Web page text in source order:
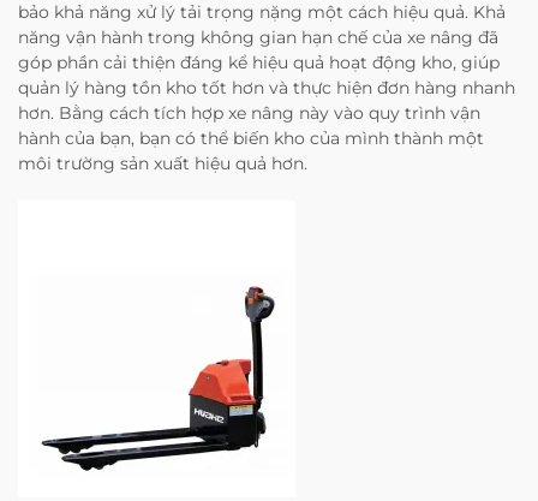
bảo khả năng xử lý tải trọng nặng một cách hiệu quả. Khả
năng vận hành trong không gian hạn chế của xe nâng đã
góp phần cải thiện đáng kể hiệu quả hoạt động kho, giúp
quản lý hàng tồn kho tốt hơn và thực hiện đơn hàng nhanh
hơn. Bằng cách tích hợp xe nâng này vào quy trình vận
hành của bạn, bạn có thể biến kho của mình thành một
môi trường sản xuất hiệu quả hơn.